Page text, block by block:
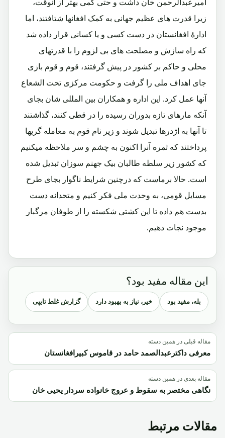
امیرعبدالرحمن خان داشت و حتی کمی بهتر از آنوقت،
زیرا قدرت های عظیم جهانی به کمک افغانها شتافتند، اما
ادارۀ افغانستان در دست کسی و یا کسانی قرار داده شد
که راه سازش و مصلحت های بی لزوم را با قدرتهای
محلی و حاکم بر کشور در پیش گرفتند، قوم و قوم بازی
جای اهداف ملی را گرفت و حکومت مرکزی تحت الشعاع
آنها عمل کرد. این اداره و همکاران بین المللی شان بجای
آنکه مارهای تازه بدوران رسیده را در قطی کنند، گذاشتند
تا آنها به اژدرها تبدیل شوند و زیر نام قوم به معامله گریها
پرداختند که ثمره آنرا اکنون به چشم و سر ملاحظه میکنیم
که کشور زیر سلطه طالبان بیک جهنم سوزان تبدیل شده
است. حالا برماست که درچنین شرایط ناگوار بجای طرح
مسایل قومی، به وحدت ملی فکر کنیم و متحدانه دست
بدست هم داده تا این کشتی شکسته را از طوفان مرگبار
موجود نجات دهیم.
این مقاله مفید بود؟
بله، مفید بود خیر، نیاز به بهبود دارد گزارش غلط تایپی
مقاله قبلی در همین دسته
معرفی داکترعبدالصمد حامد در قاموس کبیرافغانستان
مقاله بعدی در همین دسته
نگاهی مختصر به سقوط و عروج خانواده سردار یحیی خان
مقالات مرتبط